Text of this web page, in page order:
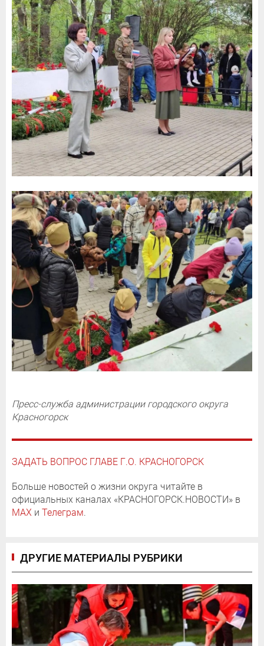
Пресс-служба администрации городского округа
Красногорск
ЗАДАТЬ ВОПРОС ГЛАВЕ Г.О. КРАСНОГОРСК
Больше новостей о жизни округа читайте в
официальных каналах «КРАСНОГОРСК.НОВОСТИ» в
MAX и Телеграм.
ДРУГИЕ МАТЕРИАЛЫ РУБРИКИ